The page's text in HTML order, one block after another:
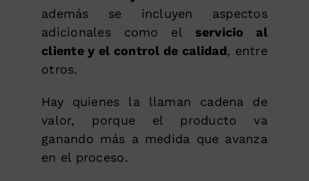
además se incluyen aspectos
adicionales como el servicio al
cliente y el control de calidad, entre
otros.
Hay quienes la llaman cadena de
valor, porque el producto va
ganando más a medida que avanza
en el proceso.